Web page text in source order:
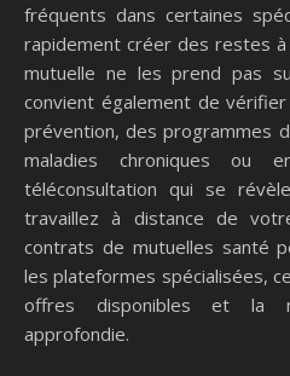
fréquents dans certaines
rapidement créer des restes
mutuelle ne les prend pas
convient également de
prévention, des programmes
maladies chroniques ou
téléconsultation qui se
travaillez à distance de
contrats de mutuelles santé
les plateformes spécialisées,
offres disponibles et la
approfondie.